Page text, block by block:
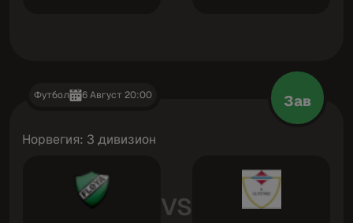
Футбол 6 Август 20:00 Зав
Норвегия: 3 дивизион
VS